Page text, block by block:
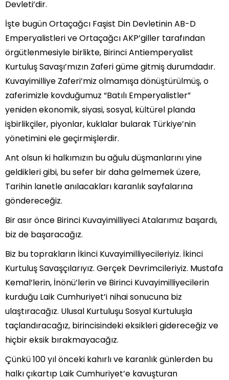
Devleti’dir.
İşte bugün Ortaçağcı Faşist Din Devletinin AB-D
Emperyalistleri ve Ortaçağcı AKP’giller tarafından
örgütlenmesiyle birlikte, Birinci Antiemperyalist
Kurtuluş Savaşı’mızın Zaferi güme gitmiş durumdadır.
Kuvayimilliye Zaferi’miz olmamışa dönüştürülmüş, o
zaferimizle kovduğumuz “Batılı Emperyalistler”
yeniden ekonomik, siyasi, sosyal, kültürel planda
işbirlikçiler, piyonlar, kuklalar bularak Türkiye’nin
yönetimini ele geçirmişlerdir.
Ant olsun ki halkımızın bu ağulu düşmanlarını yine
geldikleri gibi, bu sefer bir daha gelmemek üzere,
Tarihin lanetle anılacakları karanlık sayfalarına
göndereceğiz.
Bir asır önce Birinci Kuvayimilliyeci Atalarımız başardı,
biz de başaracağız.
Biz bu toprakların İkinci Kuvayimilliyecileriyiz. İkinci
Kurtuluş Savaşçılarıyız. Gerçek Devrimcileriyiz. Mustafa
Kemal’lerin, İnönü’lerin ve Birinci Kuvayimilliyecilerin
kurduğu Laik Cumhuriyet’i nihai sonucuna biz
ulaştıracağız. Ulusal Kurtuluşu Sosyal Kurtuluşla
taçlandıracağız, birincisindeki eksikleri gidereceğiz ve
hiçbir eksik bırakmayacağız.
Çünkü 100 yıl önceki kahırlı ve karanlık günlerden bu
halkı çıkartıp Laik Cumhuriyet’e kavuşturan